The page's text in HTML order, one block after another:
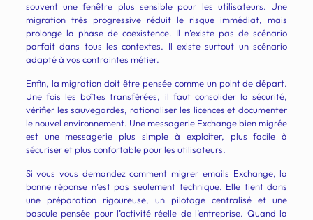
souvent une fenêtre plus sensible pour les utilisateurs. Une
migration très progressive réduit le risque immédiat, mais
prolonge la phase de coexistence. Il n’existe pas de scénario
parfait dans tous les contextes. Il existe surtout un scénario
adapté à vos contraintes métier.
Enfin, la migration doit être pensée comme un point de départ.
Une fois les boîtes transférées, il faut consolider la sécurité,
vérifier les sauvegardes, rationaliser les licences et documenter
le nouvel environnement. Une messagerie Exchange bien migrée
est une messagerie plus simple à exploiter, plus facile à
sécuriser et plus confortable pour les utilisateurs.
Si vous vous demandez comment migrer emails Exchange, la
bonne réponse n’est pas seulement technique. Elle tient dans
une préparation rigoureuse, un pilotage centralisé et une
bascule pensée pour l’activité réelle de l’entreprise. Quand la